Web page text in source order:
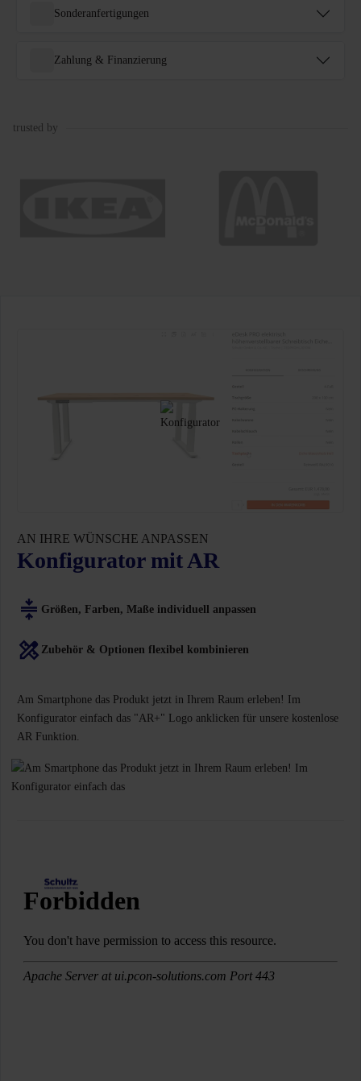
Sonderanfertigungen
Zahlung & Finanzierung
trusted by
AN IHRE WÜNSCHE ANPASSEN
Konfigurator mit AR
Größen, Farben, Maße individuell anpassen
Zubehör & Optionen flexibel kombinieren
Am Smartphone das Produkt jetzt in Ihrem Raum erleben! Im
Konfigurator einfach das "AR+" Logo anklicken für unsere kostenlose
AR Funktion.